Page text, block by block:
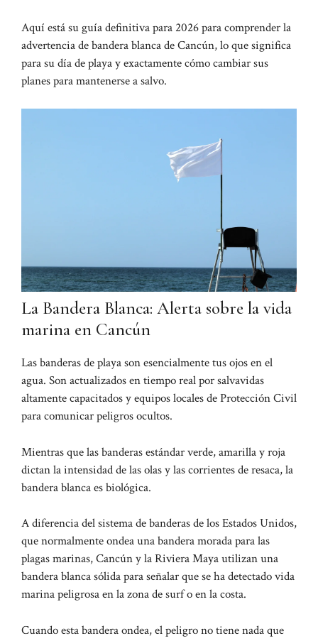
Aquí está su guía definitiva para 2026 para comprender la
advertencia de bandera blanca de Cancún, lo que significa
para su día de playa y exactamente cómo cambiar sus
planes para mantenerse a salvo.
La Bandera Blanca: Alerta sobre la vida
marina en Cancún
Las banderas de playa son esencialmente tus ojos en el
agua. Son actualizados en tiempo real por salvavidas
altamente capacitados y equipos locales de Protección Civil
para comunicar peligros ocultos.
Mientras que las banderas estándar verde, amarilla y roja
dictan la intensidad de las olas y las corrientes de resaca, la
bandera blanca es biológica.
A diferencia del sistema de banderas de los Estados Unidos,
que normalmente ondea una bandera morada para las
plagas marinas, Cancún y la Riviera Maya utilizan una
bandera blanca sólida para señalar que se ha detectado vida
marina peligrosa en la zona de surf o en la costa.
Cuando esta bandera ondea, el peligro no tiene nada que